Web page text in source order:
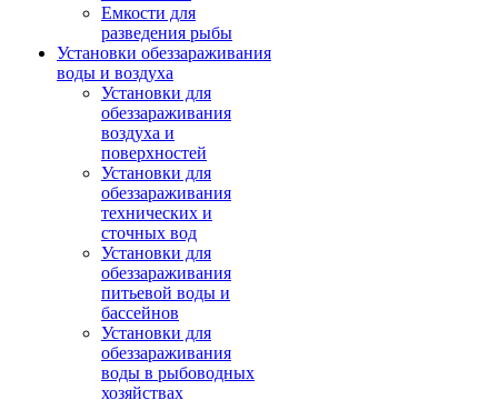
Емкости для
разведения рыбы
Установки обеззараживания
воды и воздуха
Установки для
обеззараживания
воздуха и
поверхностей
Установки для
обеззараживания
технических и
сточных вод
Установки для
обеззараживания
питьевой воды и
бассейнов
Установки для
обеззараживания
воды в рыбоводных
хозяйствах